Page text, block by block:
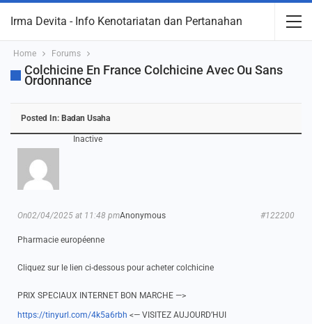
Irma Devita - Info Kenotariatan dan Pertanahan
Home Forums
Colchicine En France Colchicine Avec Ou Sans
Ordonnance
Posted In: Badan Usaha
Inactive
Anonymous
On02/04/2025 at 11:48 pm #122200
Pharmacie européenne
Cliquez sur le lien ci-dessous pour acheter colchicine
PRIX SPECIAUX INTERNET BON MARCHE —>
https://tinyurl.com/4k5a6rbh <— VISITEZ AUJOURD’HUI